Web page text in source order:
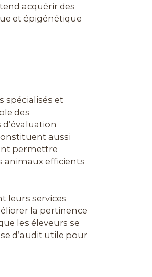
acquérir des
et épigénétique
spécialisés et
des
aussi
permettre
animaux efficients
leurs services
la pertinence
les éleveurs se
d’audit utile pour